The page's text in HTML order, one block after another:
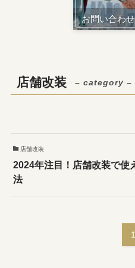
お問い合わ
店舗改装 – category –
店舗改装
2024年注目！店舗改装で使
法
1